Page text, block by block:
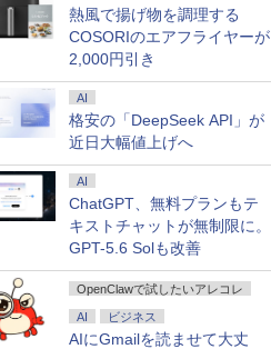
熱風で揚げ物を調理する
COSORIのエアフライヤーが
2,000円引き
AI
格安の「DeepSeek API」が
近日大幅値上げへ
AI
ChatGPT、無料プランもテ
キストチャットが無制限に。
GPT-5.6 Solも改善
OpenClawで試したいアレコレ
AI ビジネス
AIにGmailを読ませて大丈